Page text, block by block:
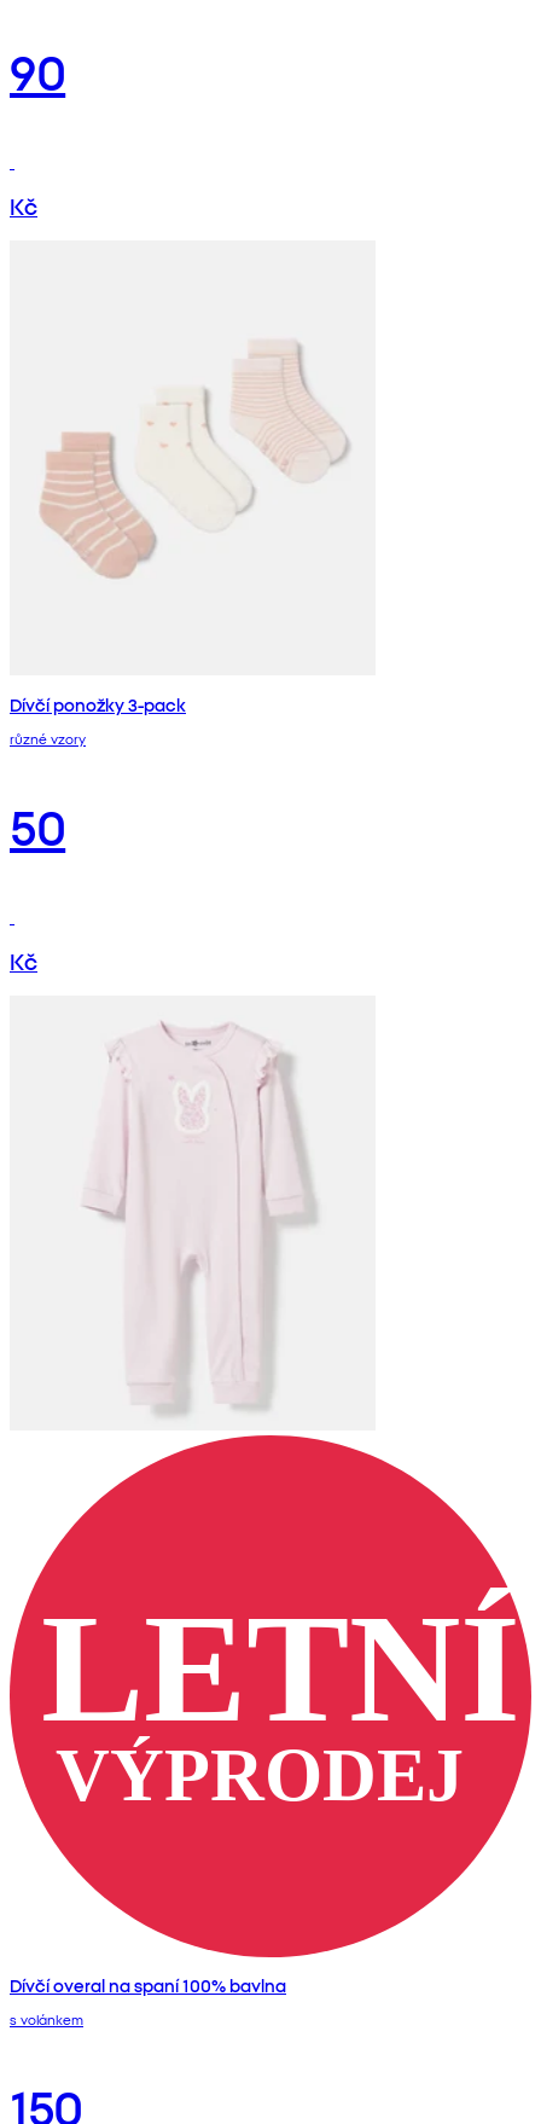
90
Kč
Dívčí ponožky 3-pack
různé vzory
50
Kč
Dívčí overal na spaní 100% bavlna
s volánkem
150